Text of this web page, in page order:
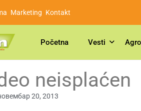
Marketing Kontakt
Početna Vesti
neisplaćen
20, 2013